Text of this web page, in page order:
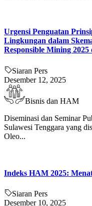
Urgensi Penguatan
Lingkungan dalam
Responsible Mining 2025
Siaran Pers
Desember 12, 2025
Bisnis dan HAM
Diseminasi dan Seminar
Sulawesi Tenggara yang
Oleo...
Indeks HAM 2025:
Siaran Pers
Desember 10, 2025